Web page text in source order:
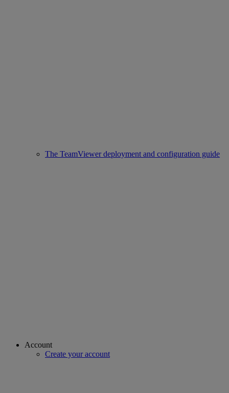
The TeamViewer deployment and configuration guide
Account
Create your account